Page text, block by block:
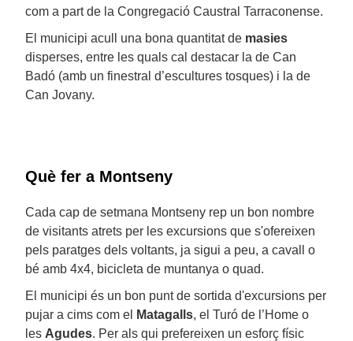
com a part de la Congregació Caustral Tarraconense.
El municipi acull una bona quantitat de masies
disperses, entre les quals cal destacar la de Can
Badó (amb un finestral d’escultures tosques) i la de
Can Jovany.
Què fer a Montseny
Cada cap de setmana Montseny rep un bon nombre
de visitants atrets per les excursions que s'ofereixen
pels paratges dels voltants, ja sigui a peu, a cavall o
bé amb 4x4, bicicleta de muntanya o quad.
El municipi és un bon punt de sortida d'excursions per
pujar a cims com el
Matagalls, el Turó de l’Home o
les Agudes. Per als qui prefereixen un esforç físic